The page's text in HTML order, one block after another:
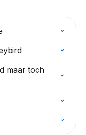
maar toch